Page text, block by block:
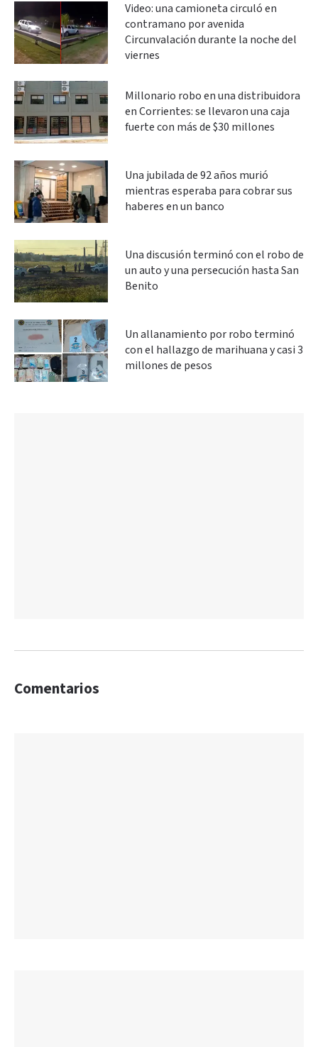
Video: una camioneta circuló en
contramano por avenida
Circunvalación durante la noche del
viernes
Millonario robo en una distribuidora
en Corrientes: se llevaron una caja
fuerte con más de $30 millones
Una jubilada de 92 años murió
mientras esperaba para cobrar sus
haberes en un banco
Una discusión terminó con el robo de
un auto y una persecución hasta San
Benito
Un allanamiento por robo terminó
con el hallazgo de marihuana y casi 3
millones de pesos
Comentarios